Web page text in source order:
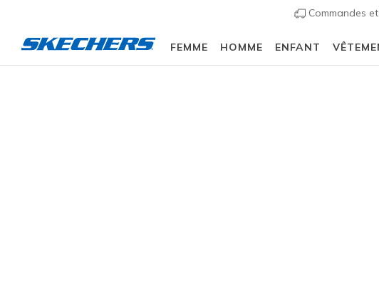
Commandes
FEMME HOMME ENFANT